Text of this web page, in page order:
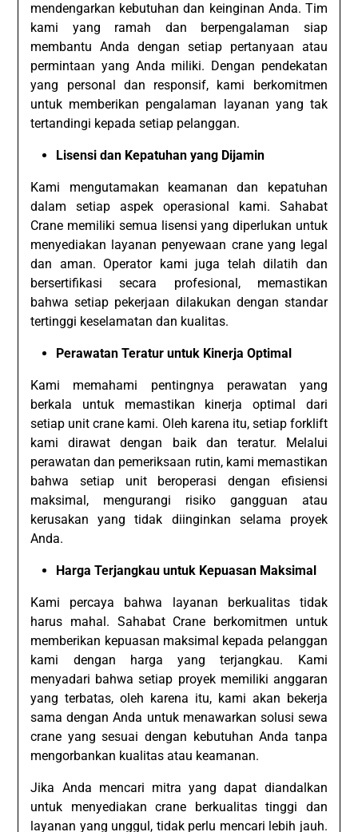
mendengarkan kebutuhan dan keinginan Anda. Tim
kami yang ramah dan berpengalaman siap
membantu Anda dengan setiap pertanyaan atau
permintaan yang Anda miliki. Dengan pendekatan
yang personal dan responsif, kami berkomitmen
untuk memberikan pengalaman layanan yang tak
tertandingi kepada setiap pelanggan.
Lisensi dan Kepatuhan yang Dijamin
Kami mengutamakan keamanan dan kepatuhan
dalam setiap aspek operasional kami. Sahabat
Crane memiliki semua lisensi yang diperlukan untuk
menyediakan layanan penyewaan crane yang legal
dan aman. Operator kami juga telah dilatih dan
bersertifikasi secara profesional, memastikan
bahwa setiap pekerjaan dilakukan dengan standar
tertinggi keselamatan dan kualitas.
Perawatan Teratur untuk Kinerja Optimal
Kami memahami pentingnya perawatan yang
berkala untuk memastikan kinerja optimal dari
setiap unit crane kami. Oleh karena itu, setiap forklift
kami dirawat dengan baik dan teratur. Melalui
perawatan dan pemeriksaan rutin, kami memastikan
bahwa setiap unit beroperasi dengan efisiensi
maksimal, mengurangi risiko gangguan atau
kerusakan yang tidak diinginkan selama proyek
Anda.
Harga Terjangkau untuk Kepuasan Maksimal
Kami percaya bahwa layanan berkualitas tidak
harus mahal. Sahabat Crane berkomitmen untuk
memberikan kepuasan maksimal kepada pelanggan
kami dengan harga yang terjangkau. Kami
menyadari bahwa setiap proyek memiliki anggaran
yang terbatas, oleh karena itu, kami akan bekerja
sama dengan Anda untuk menawarkan solusi sewa
crane yang sesuai dengan kebutuhan Anda tanpa
mengorbankan kualitas atau keamanan.
Jika Anda mencari mitra yang dapat diandalkan
untuk menyediakan crane berkualitas tinggi dan
layanan yang unggul, tidak perlu mencari lebih jauh.